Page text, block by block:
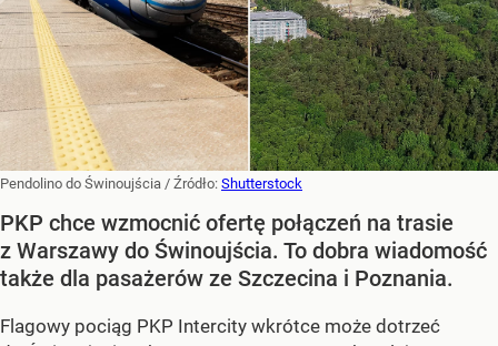
Pendolino do Świnoujścia / Źródło: Shutterstock
PKP chce wzmocnić ofertę połączeń na trasie
z Warszawy do Świnoujścia. To dobra wiadomość
także dla pasażerów ze Szczecina i Poznania.
Flagowy pociąg PKP Intercity wkrótce może dotrzeć